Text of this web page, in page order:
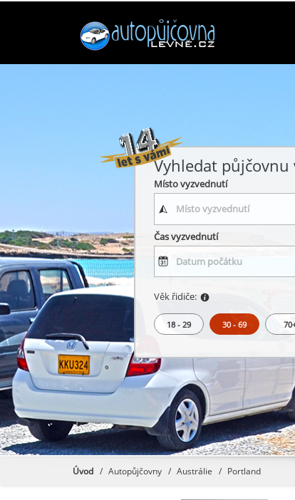
Vyhledat půjčovnu
Místo vyzvednutí
Čas vyzvednutí
Věk řidiče:
18 - 29 30 - 69
Úvod Autopůjčovny Austrálie Portland